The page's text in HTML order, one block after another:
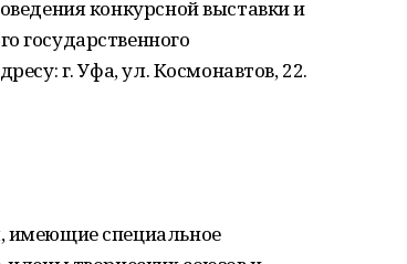
конкурсной выставки и
государственного
г. Уфа, ул. Космонавтов, 22.
имеющие специальное